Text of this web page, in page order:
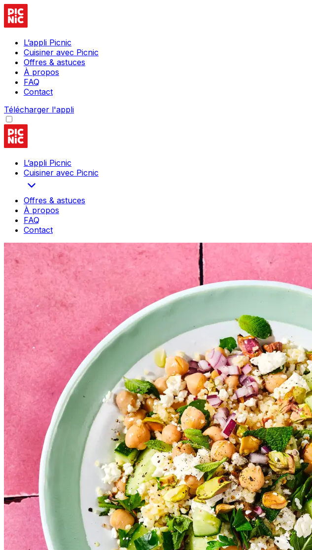
L’appli Picnic
Cuisiner avec Picnic
Offres & astuces
À propos
FAQ
Contact
Télécharger l'appli
L’appli Picnic
Cuisiner avec Picnic
Offres & astuces
À propos
FAQ
Contact